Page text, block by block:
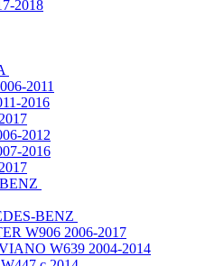
2018
2011
2016
2012
2016
BENZ
W906 2006-2017
W639 2004-2014